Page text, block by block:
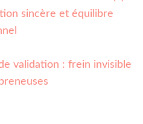
sincère et équilibre
validation : frein invisible